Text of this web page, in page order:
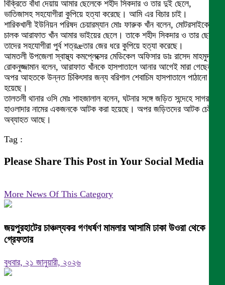
বিক্রিতে বাঁধা দেয়ায় আমার ছেলেকে শহীদ সিকদার ও তার দুই ছেলে,
ভাতিজাসহ সহযোগীরা কুপিয়ে হত্যা করেছে। আমি এর বিচার চাই।
শারিকখালী ইউনিয়ন পরিষদ চেয়ারম্যান মোঃ ফারুক খাঁন বলেন, মোটরসাইকেল
চালক আরাফাত খাঁন আমার ভাইয়ের ছেলে। তাকে শহীদ সিকদার ও তার ছেলেরা
তাদের সহযোগীরা পুর্ব শত্রæতার জের ধরে কুপিয়ে হত্যা করেছে।
আমতলী উপজেলা স্বাস্থ্য কমপ্লেক্সের মেডিকেল অফিসার ডাঃ রাসেদ মাহমুদ
রোকনুজ্জামান বলেন, আরাফাত খাঁনকে হাসপাতালে আনার আগেই মারা গেছেন।
অপর আহতকে উন্নত চিকিৎসার জন্য বরিশাল শেবাচিম হাসপাতালে পাঠানো
হয়েছে।
তালতলী থানার ওসি মোঃ শাহজালাল বলেন, ঘটনার সঙ্গে জড়িত সন্দেহে সাগর
হাওলাদার নামের একজনকে আটক করা হয়েছে। অপর জড়িতদের আটক চেষ্টা
অব্যাহত আছে।
Tag :
Please Share This Post in Your Social Media
More News Of This Category
জয়পুরহাটের চাঞ্চল্যকর গণধর্ষণ মামলার আসামি ঢাকা উওরা থেকে
গ্রেফতার
বুধবার, ২১ জানুয়ারী, ২০২৬